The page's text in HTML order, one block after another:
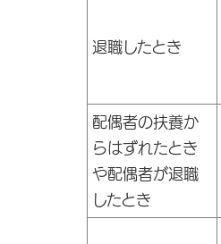
退職したとき
配偶者の扶養か
らはずれたとき
や配偶者が退職
したとき